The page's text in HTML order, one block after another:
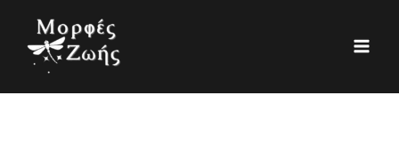
περιεχόμενο
α
η
σ
ο